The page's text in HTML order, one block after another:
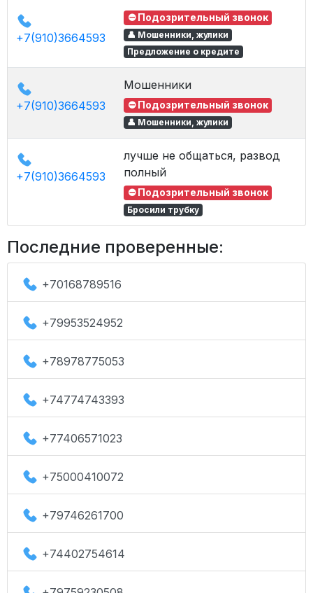
+7(910)3664593
⛔ Подозрительный звонок
👤 Мошенники, жулики
Предложение о кредите
+7(910)3664593
Мошенники
⛔ Подозрительный звонок
👤 Мошенники, жулики
+7(910)3664593
лучше не общаться, развод
полный
⛔ Подозрительный звонок
Бросили трубку
Последние проверенные:
+70168789516
+79953524952
+78978775053
+74774743393
+77406571023
+75000410072
+79746261700
+74402754614